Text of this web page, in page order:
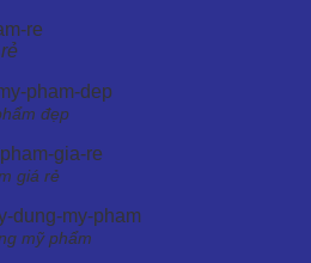
đẹp
giá rẻ
mỹ phẩm